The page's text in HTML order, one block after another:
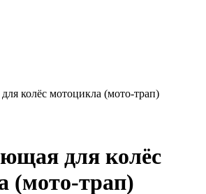
колёс мотоцикла (мото-трап)
для колёс
(мото-трап)